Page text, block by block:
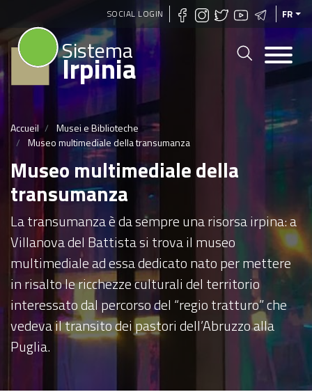
Aller
au
contenu
SOCIAL LOGIN FR
Sistema
Irpinia
Accueil
Musei e Biblioteche
Museo multimediale della transumanza
Museo multimediale della
transumanza
La transumanza è da sempre una risorsa irpina: a
Villanova del Battista si trova il museo
multimediale ad essa dedicato nato per mettere
in risalto le ricchezze culturali del territorio
interessato dal percorso del “regio tratturo” che
vedeva il transito dei pastori dell’Abruzzo alla
Puglia.